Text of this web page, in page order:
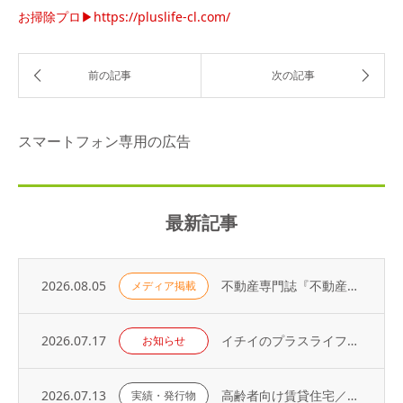
お掃除プロ▶https://pluslife-cl.com/
スマートフォン専用の広告
最新記事
2026.08.05 メディア掲載 不動産専門誌『不動産コンサルティングプラス』に弊社代表・荻野の寄稿記事が掲載されました
2026.07.17 お知らせ イチイのプラスライフサービス「 オーナーアプリ」導入のお知らせ
2026.07.13 実績・発行物 高齢者向け賃貸住宅／取り扱い戸数（2026年）